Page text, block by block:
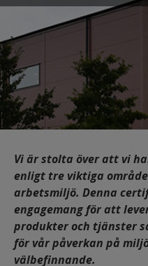
Vi är stolta över att vi
enligt tre viktiga
arbetsmiljö. Denna
engagemang för att
produkter och tjänster
för vår påverkan på
välbefinnande.